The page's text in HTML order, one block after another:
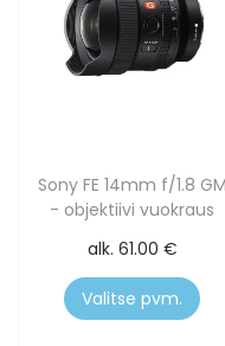
Sony FE 14mm f/1.8 GM
- objektiivi vuokraus
alk. 61.00 €
Valitse pvm.